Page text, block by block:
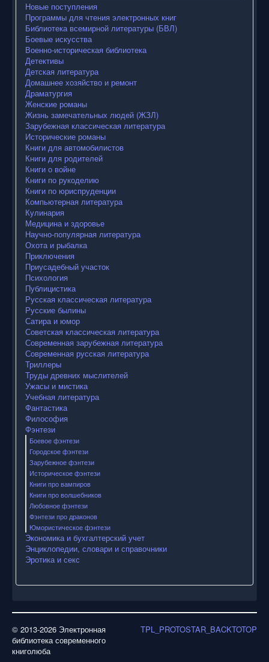
Новые поступления
Программы для чтения электронных книг
Библиотека всемирной литературы (БВЛ)
Боевые искусства
Военно-историческая библиотека
Детективы
Детская литература
Домашнее хозяйство и ремонт
Драматургия
Женские романы
Жизнь замечательных людей (ЖЗЛ)
Зарубежная классическая литература
Исторические романы
Книги для автомобилистов
Книги для родителей
Книги о войне
Книги по рукоделию
Книги по юриспруденции
Компьютерная литература
Кулинария
Медицина и здоровье
Научно-популярная литература
Охота и рыбалка
Приключения
Приусадебный участок
Психология
Публицистика
Русская классическая литература
Русские былины
Сатира и юмор
Советская классическая литература
Современная зарубежная литература
Современная русская литература
Триллеры
Труды древних мыслителей
Ужасы и мистика
Учебная литература
Фантастика
Философия
Фэнтези
Боевое фэнтези
Городское фэнтези
Зарубежное фэнтези
Историческое фэнтези
Книги про вампиров
Книги про волшебников
Любовное фэнтези
Фэнтези про драконов
Юмористическое фэнтези
Экономика и бухгалтерский учет
Энциклопедии, словари и справочники
Эротика и секс
TPL_PROTOSTAR_BACKTOTOP
© 2013-2026 Электронная
библиотека современного
книголюба